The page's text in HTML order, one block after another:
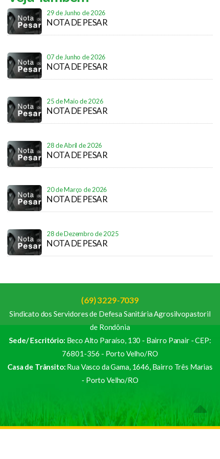
29 de Junho de 2026
NOTA DE PESAR
07 de Junho de 2026
NOTA DE PESAR
25 de Maio de 2026
NOTA DE PESAR
28 de Abril de 2026
NOTA DE PESAR
20 de Março de 2026
NOTA DE PESAR
28 de Dezembro de 2025
NOTA DE PESAR
(69) 3229-7039
Sindicato dos Servidores de Defesa Sanitária Agrosilvopastoril
de Rondônia
Sede/ Escritório: Beco Alto Paraíso, 130 - Bairro Panair - CEP:
76801-356 - Porto Velho/RO
Casa de Trânsito: Rua Vasco da Gama, 1646, Bairro Três Marias
- Porto Velho/RO